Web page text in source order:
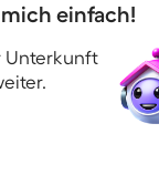
einfach!
Unterkunft